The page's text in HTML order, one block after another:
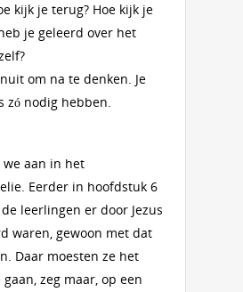
kijk je terug? Hoe kijk je
je geleerd over het
om na te denken. Je
zó nodig hebben.
aan in het
Eerder in hoofdstuk 6
leerlingen er door Jezus
waren, gewoon met dat
Daar moesten ze het
zeg maar, op een